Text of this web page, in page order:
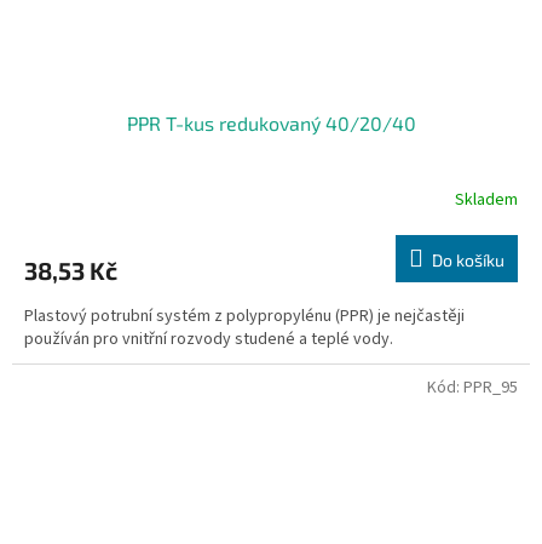
PPR T-kus redukovaný 40/20/40
Skladem
38,53 Kč Do košíku
Plastový potrubní systém z polypropylénu (PPR) je nejčastěji
používán pro vnitřní rozvody studené a teplé vody.
Kód: PPR_95